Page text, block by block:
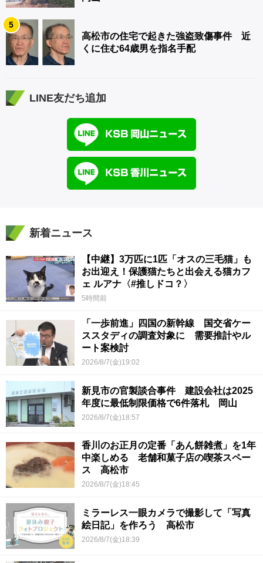
5
高松市の住宅で起きた強盗致傷事件 近
くに住む64歳男を指名手配
LINE友だち追加
新着ニュース
【中継】3万匹に1匹「オスの三毛猫」も
お出迎え！保護猫たちと出会える猫カフ
ェ ルアナ〈#推しドコ？〉
5時間前
「一歩前進」四国の新幹線 国交省ケー
ススタディの調査対象に 需要推計やル
ート案検討
2026/8/7(金)19:02
新見市の官製談合事件 建設会社は2025
年度に最低制限価格で6件落札 岡山
2026/8/7(金)18:57
香川のお正月の定番「あん餅雑煮」を1年
中楽しめる 老舗和菓子店の喫茶スペー
ス 高松市
2026/8/7(金)18:45
ミラーレス一眼カメラで撮影して「写真
絵日記」を作ろう 高松市
2026/8/7(金)18:39